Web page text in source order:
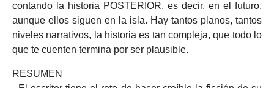
contando la historia POSTERIOR, es decir, en el futuro,
aunque ellos siguen en la isla. Hay tantos planos, tantos
niveles narrativos, la historia es tan compleja, que todo lo
que te cuenten termina por ser plausible.
RESUMEN